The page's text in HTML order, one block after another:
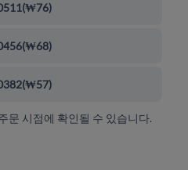
(₩76)
(₩68)
(₩57)
문 시점에 확인될 수 있습니다.